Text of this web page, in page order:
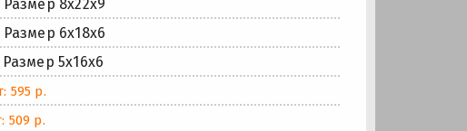
8x22x9
6x18x6
5x16x6
595 р.
509 р.